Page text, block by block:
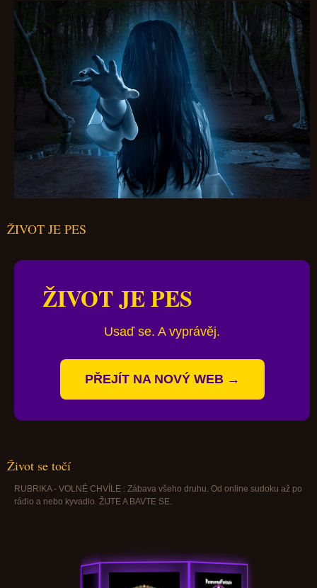
ŽIVOT JE PES
ŽIVOT JE PES
Usaď se. A vyprávěj.
PŘEJÍT NA NOVÝ WEB →
Život se točí
RUBRIKA - VOLNÉ CHVÍLE : Zábava všeho druhu. Od online sudoku až po
rádio a nebo kyvadlo. ŽIJTE A BAVTE SE.